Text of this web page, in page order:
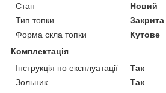
Стан
Новий
Тип топки
Закрита
Форма скла топки
Кутове
Комплектація
Інструкція по експлуатації
Так
Зольник
Так